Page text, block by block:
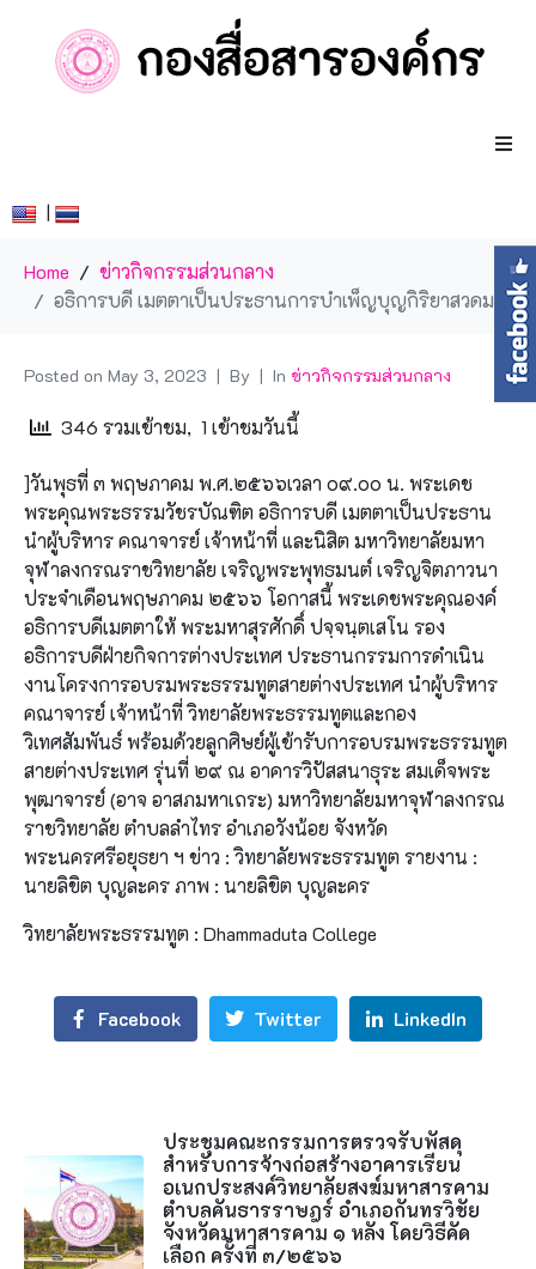
|
Home
ข่าวกิจกรรมส่วนกลาง
อธิการบดี เมตตาเป็นประธานการบำเพ็ญบุญกิริยาสวดมนต์ประจำเดือนพฤษภาคม
Posted on May 3, 2023 By In ข่าวกิจกรรมส่วนกลาง
346 รวมเข้าชม, 1 เข้าชมวันนี้
]วันพุธที่ ๓ พฤษภาคม พ.ศ.๒๕๖๖เวลา ๐๙.๐๐ น. พระเดช
พระคุณพระธรรมวัชรบัณฑิต อธิการบดี เมตตาเป็นประธาน
นำผู้บริหาร คณาจารย์ เจ้าหน้าที่ และนิสิต มหาวิทยาลัยมหา
จุฬาลงกรณราชวิทยาลัย เจริญพระพุทธมนต์ เจริญจิตภาวนา
ประจำเดือนพฤษภาคม ๒๕๖๖ โอกาสนี้ พระเดชพระคุณองค์
อธิการบดีเมตตาให้ พระมหาสุรศักดิ์ ปจฺจนฺตเสโน รอง
อธิการบดีฝ่ายกิจการต่างประเทศ ประธานกรรมการดำเนิน
งานโครงการอบรมพระธรรมทูตสายต่างประเทศ นำผู้บริหาร
คณาจารย์ เจ้าหน้าที่ วิทยาลัยพระธรรมทูตและกอง
วิเทศสัมพันธ์ พร้อมด้วยลูกศิษย์ผู้เข้ารับการอบรมพระธรรมทูต
สายต่างประเทศ รุ่นที่ ๒๙ ณ อาคารวิปัสสนาธุระ สมเด็จพระ
พุฒาจารย์ (อาจ อาสภมหาเถระ) มหาวิทยาลัยมหาจุฬาลงกรณ
ราชวิทยาลัย ตำบลลำไทร อำเภอวังน้อย จังหวัด
พระนครศรีอยุธยา ฯ ข่าว : วิทยาลัยพระธรรมทูต รายงาน :
นายลิขิต บุญละคร ภาพ : นายลิขิต บุญละคร
วิทยาลัยพระธรรมทูต : Dhammaduta College
Facebook Twitter LinkedIn
ประชุมคณะกรรมการตรวจรับพัสดุ
สำหรับการจ้างก่อสร้างอาคารเรียน
อเนกประสงค์วิทยาลัยสงฆ์มหาสารคาม
ตำบลคันธารราษฎร์ อำเภอกันทรวิชัย
จังหวัดมหาสารคาม ๑ หลัง โดยวิธีคัด
เลือก ครั้งที่ ๓/๒๕๖๖